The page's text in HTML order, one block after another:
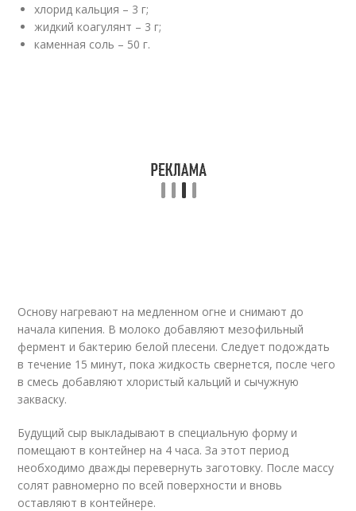
хлорид кальция – 3 г;
жидкий коагулянт – 3 г;
каменная соль – 50 г.
Основу нагревают на медленном огне и снимают до
начала кипения. В молоко добавляют мезофильный
фермент и бактерию белой плесени. Следует подождать
в течение 15 минут, пока жидкость свернется, после чего
в смесь добавляют хлористый кальций и сычужную
закваску.
Будущий сыр выкладывают в специальную форму и
помещают в контейнер на 4 часа. За этот период
необходимо дважды перевернуть заготовку. После массу
солят равномерно по всей поверхности и вновь
оставляют в контейнере.